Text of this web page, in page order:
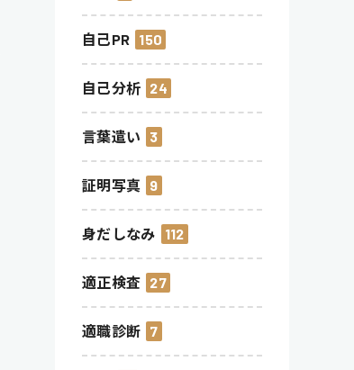
自己PR 150
自己分析 24
言葉遣い 3
証明写真 9
身だしなみ 112
適正検査 27
適職診断 7